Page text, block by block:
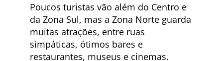
Poucos turistas vão além do Centro e
da Zona Sul, mas a Zona Norte guarda
muitas atrações, entre ruas
simpáticas, ótimos bares e
restaurantes, museus e cinemas.